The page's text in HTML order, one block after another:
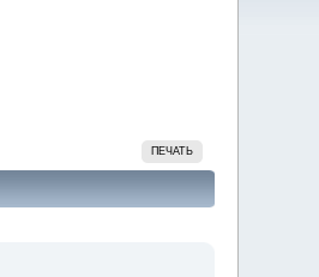
ПЕЧАТЬ